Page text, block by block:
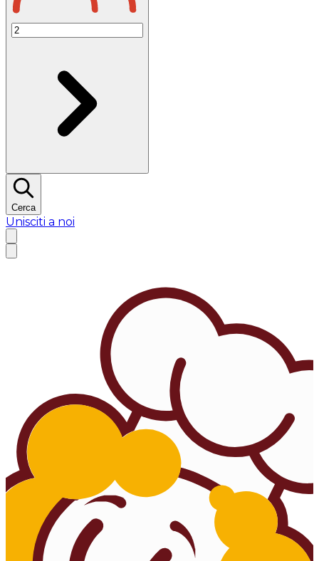
Cerca
Unisciti a noi